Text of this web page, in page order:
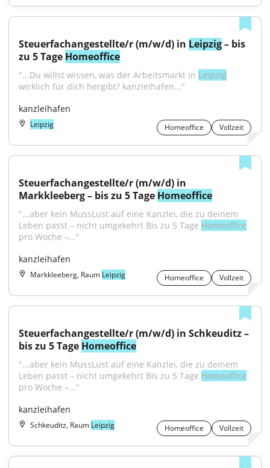
Steuerfachangestellte/r (m/w/d) in Leipzig – bis
zu 5 Tage Homeoffice
"...Du willst wissen, was der Arbeitsmarkt in Leipzig
wirklich für dich hergibt? kanzleihafen..."
kanzleihafen
Leipzig Homeoffice Vollzeit
Steuerfachangestellte/r (m/w/d) in
Markkleeberg – bis zu 5 Tage Homeoffice
"...aber kein MussLust auf eine Kanzlei, die zu deinem
Leben passt – nicht umgekehrt Bis zu 5 Tage Homeoffice
pro Woche –..."
kanzleihafen
Markkleeberg, Raum Leipzig Homeoffice Vollzeit
Steuerfachangestellte/r (m/w/d) in Schkeuditz –
bis zu 5 Tage Homeoffice
"...aber kein MussLust auf eine Kanzlei, die zu deinem
Leben passt – nicht umgekehrt Bis zu 5 Tage Homeoffice
pro Woche –..."
kanzleihafen
Schkeuditz, Raum Leipzig Homeoffice Vollzeit